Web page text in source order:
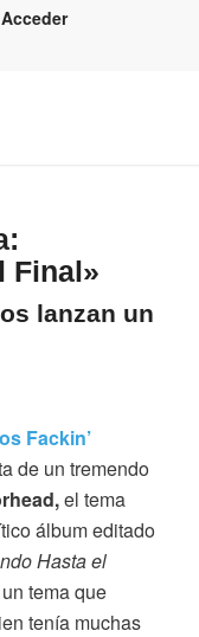
Final»
lanzan un
Fackin’
de un tremendo
el tema
álbum editado
Hasta el
tema que
tenía muchas